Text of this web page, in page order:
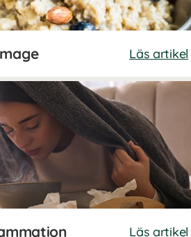
Läs artikel
Läs artikel